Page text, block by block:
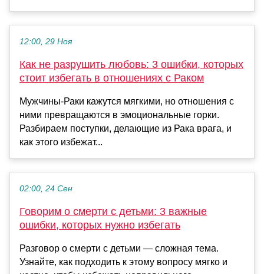
12:00, 29 Ноя
Как не разрушить любовь: 3 ошибки, которых
стоит избегать в отношениях с Раком
Мужчины-Раки кажутся мягкими, но отношения с
ними превращаются в эмоциональные горки.
Разбираем поступки, делающие из Рака врага, и
как этого избежат...
02:00, 24 Сен
Говорим о смерти с детьми: 3 важные
ошибки, которых нужно избегать
Разговор о смерти с детьми — сложная тема.
Узнайте, как подходить к этому вопросу мягко и